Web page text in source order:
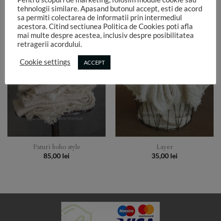
Wrap si paturica asortata
135,00lei
Paturi boho style 2×2
85,00lei
Add to
Wishlist
Paturi boho style
85,00 lei
Layer
35,00 lei
tehnologii similare. Apasand butonul accept, esti de acord
sa permiti colectarea de informatii prin intermediul
acestora. Citind sectiunea Politica de Cookies poti afla
mai multe despre acestea, inclusiv despre posibilitatea
retragerii acordului.
Cookie settings ACCEPT